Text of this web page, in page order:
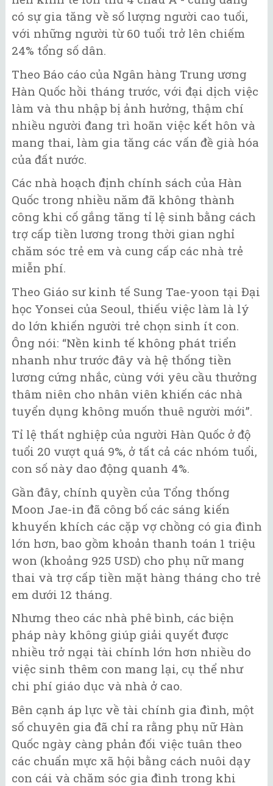
có sự gia tăng về số lượng người cao tuổi,
với những người từ 60 tuổi trở lên chiếm
24% tổng số dân.
Theo Báo cáo của Ngân hàng Trung ương
Hàn Quốc hồi tháng trước, với đại dịch việc
làm và thu nhập bị ảnh hưởng, thậm chí
nhiều người đang trì hoãn việc kết hôn và
mang thai, làm gia tăng các vấn đề già hóa
của đất nước.
Các nhà hoạch định chính sách của Hàn
Quốc trong nhiều năm đã không thành
công khi cố gắng tăng tỉ lệ sinh bằng cách
trợ cấp tiền lương trong thời gian nghỉ
chăm sóc trẻ em và cung cấp các nhà trẻ
miễn phí.
Theo Giáo sư kinh tế Sung Tae-yoon tại Đại
học Yonsei của Seoul, thiếu việc làm là lý
do lớn khiến người trẻ chọn sinh ít con.
Ông nói: “Nền kinh tế không phát triển
nhanh như trước đây và hệ thống tiền
lương cứng nhắc, cùng với yêu cầu thưởng
thâm niên cho nhân viên khiến các nhà
tuyển dụng không muốn thuê người mới”.
Tỉ lệ thất nghiệp của người Hàn Quốc ở độ
tuổi 20 vượt quá 9%, ở tất cả các nhóm tuổi,
con số này dao động quanh 4%.
Gần đây, chính quyền của Tổng thống
Moon Jae-in đã công bố các sáng kiến ​​
khuyến khích các cặp vợ chồng có gia đình
lớn hơn, bao gồm khoản thanh toán 1 triệu
won (khoảng 925 USD) cho phụ nữ mang
thai và trợ cấp tiền mặt hàng tháng cho trẻ
em dưới 12 tháng.
Nhưng theo các nhà phê bình, các biện
pháp này không giúp giải quyết được
nhiều trở ngại tài chính lớn hơn nhiều do
việc sinh thêm con mang lại, cụ thể như
chi phí giáo dục và nhà ở cao.
Bên cạnh áp lực về tài chính gia đình, một
số chuyên gia đã chỉ ra rằng phụ nữ Hàn
Quốc ngày càng phản đối việc tuân theo
các chuẩn mực xã hội bằng cách nuôi dạy
con cái và chăm sóc gia đình trong khi